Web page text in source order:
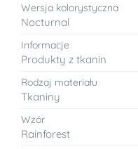
Wersja kolorystyczna
Nocturnal
Informacje
Produkty z tkanin
Rodzaj materiału
Tkaniny
Wzór
Rainforest